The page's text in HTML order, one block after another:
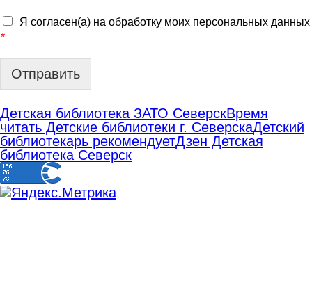
Я согласен(а) на обработку моих персональных данных
*
Отправить
Детская библиотека ЗАТО СеверскВремя
читать Детские библиотеки г. СеверскаДетский
библиотекарь рекомендуетДзен Детская
библиотека Северск